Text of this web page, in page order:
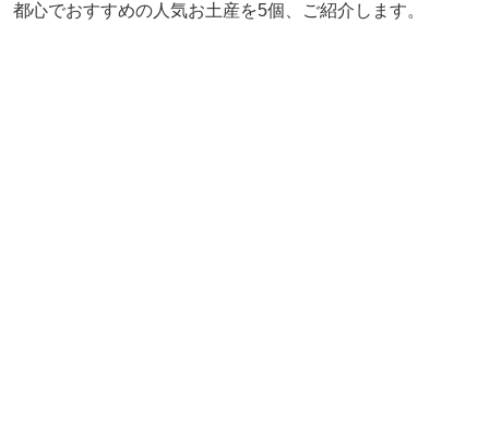
都心でおすすめの人気お土産を5個、ご紹介します。